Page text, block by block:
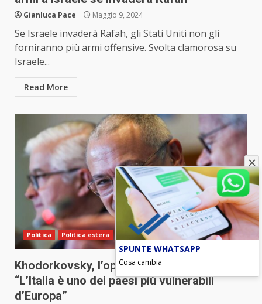
Gianluca Pace Maggio 9, 2024
Se Israele invaderà Rafah, gli Stati Uniti non gli
forniranno più armi offensive. Svolta clamorosa su
Israele...
Read More
Politica Politica estera
Khodorkovsky, l’oppositore di Putin:
“L’Italia è uno dei paesi più vulnerabili
d’Europa”
SPUNTE WHATSAPP
Cosa cambia